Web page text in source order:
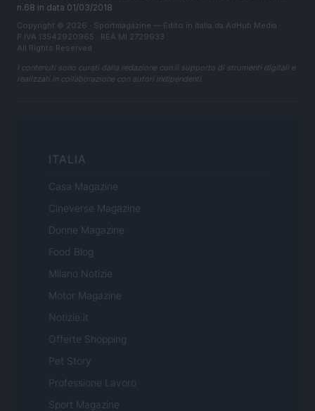
n.68 in data 01/03/2018
Copyright © 2026 · Sportmagazine — Edito in Italia da AdHub Media
P.IVA 13542920965 · REA MI 2729933
All Rights Reserved
I contenuti sono curati dalla redazione con il supporto di strumenti digitali e
realizzati in collaborazione con autori indipendenti.
ITALIA
Casa Magazine
Cineverse Magazine
Donne Magazine
Food Blog
Milano Notizie
Motor Magazine
Notizie.it
Offerte Shopping
Pet Story
Professione Lavoro
Sport Magazine